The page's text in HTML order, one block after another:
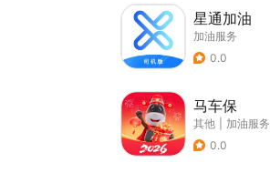
星通加油
加油服务
0.0
马车保
其他
加油服务
0.0